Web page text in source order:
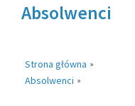
Absolwenci
Strona główna »
Absolwenci »